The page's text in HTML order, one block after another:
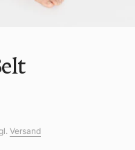
Versand